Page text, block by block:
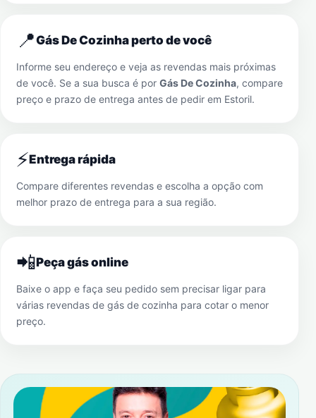
📍Gás De Cozinha perto de você
Informe seu endereço e veja as revendas mais próximas
de você. Se a sua busca é por Gás De Cozinha, compare
preço e prazo de entrega antes de pedir em Estoril.
⚡Entrega rápida
Compare diferentes revendas e escolha a opção com
melhor prazo de entrega para a sua região.
📲Peça gás online
Baixe o app e faça seu pedido sem precisar ligar para
várias revendas de gás de cozinha para cotar o menor
preço.